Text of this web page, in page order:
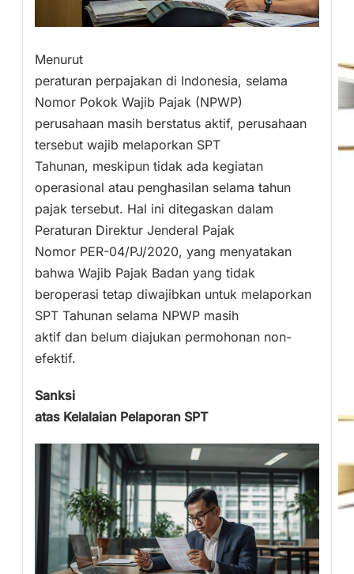
Menurut
peraturan perpajakan di Indonesia, selama
Nomor Pokok Wajib Pajak (NPWP)
perusahaan masih berstatus aktif, perusahaan
tersebut wajib melaporkan SPT
Tahunan, meskipun tidak ada kegiatan
operasional atau penghasilan selama tahun
pajak tersebut. Hal ini ditegaskan dalam
Peraturan Direktur Jenderal Pajak
Nomor PER-04/PJ/2020, yang menyatakan
bahwa Wajib Pajak Badan yang tidak
beroperasi tetap diwajibkan untuk melaporkan
SPT Tahunan selama NPWP masih
aktif dan belum diajukan permohonan non-
efektif.
Sanksi
atas Kelalaian Pelaporan SPT